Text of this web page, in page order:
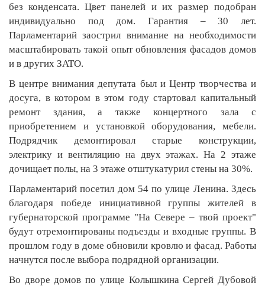
без конденсата. Цвет панелей и их размер подобран
индивидуально под дом. Гарантия – 30 лет.
Парламентарий заострил внимание на необходимости
масштабировать такой опыт обновления фасадов домов
и в других ЗАТО.
В центре внимания депутата был и Центр творчества и
досуга, в котором в этом году стартовал капитальный
ремонт здания, а также концертного зала с
приобретением и установкой оборудования, мебели.
Подрядчик демонтировал старые конструкции,
электрику и вентиляцию на двух этажах. На 2 этаже
дочищает полы, на 3 этаже отштукатурил стены на 30%.
Парламентарий посетил дом 54 по улице Ленина. Здесь
благодаря победе инициативной группы жителей в
губернаторской программе "На Севере – твой проект"
будут отремонтированы подъезды и входные группы. В
прошлом году в доме обновили кровлю и фасад. Работы
начнутся после выбора подрядной организации.
Во дворе домов по улице Колышкина Сергей Дубовой